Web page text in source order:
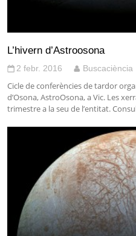
L’hivern d’Astroosona
2 febr. 2016 Buscaciència
Cicle de conferències de tardor
d’Osona, AstroOsona, a Vic. Les
trimestre a la seu de l’entitat.